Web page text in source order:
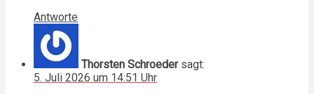
Antworte
Thorsten Schroeder sagt:
5. Juli 2026 um 14:51 Uhr